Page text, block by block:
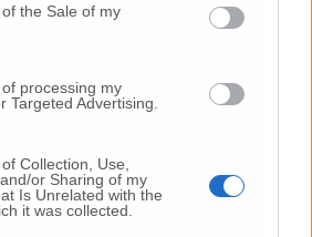
the Sale of my
processing my
Targeted Advertising.
Collection, Use,
or Sharing of my
Is Unrelated with the
it was collected.
alla home